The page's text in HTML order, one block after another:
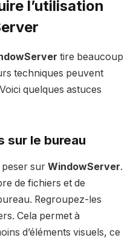
l’utilisation
tire beaucoup
techniques peuvent
quelques astuces
sur le bureau
sur WindowServer.
de fichiers et de
Regroupez-les
Cela permet à
d’éléments visuels, ce